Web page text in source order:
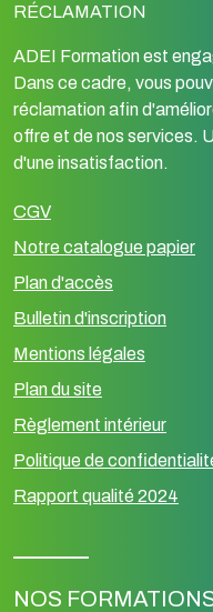
RÉCLAMATION
ADEI Formation est
Dans ce cadre, vous
réclamation afin
offre et de nos services.
d'une insatisfaction.
CGV
Notre catalogue papier
Plan d'accès
Bulletin d'inscription
Mentions légales
Plan du site
Règlement intérieur
Politique de
Rapport qualité 2024
NOS